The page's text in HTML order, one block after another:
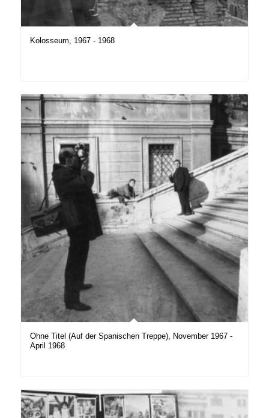
Kolosseum, 1967 - 1968
Ohne Titel (Auf der Spanischen Treppe), November 1967 -
April 1968